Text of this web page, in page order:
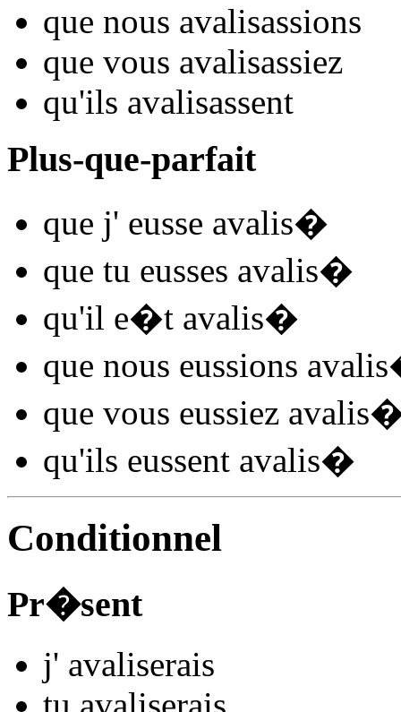
que nous avalisassions
que vous avalisassiez
qu'ils avalisassent
Plus-que-parfait
que j' eusse avalis�
que tu eusses avalis�
qu'il e�t avalis�
que nous eussions avalis
que vous eussiez avalis
qu'ils eussent avalis�
Conditionnel
Pr�sent
j' avaliserais
tu avaliserais